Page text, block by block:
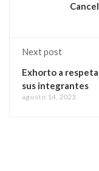
Next post
Exhorto a
sus integrantes
agosto 14, 2023